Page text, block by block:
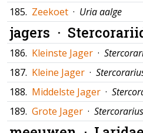
185. Zeekoet · Uria aalge
jagers ·
186. Kleinste Jager ·
187. Kleine Jager ·
188. Middelste Jager ·
189. Grote Jager ·